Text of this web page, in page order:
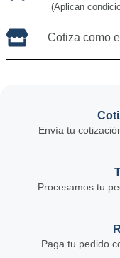
(Aplican
Cotiza como
Envía tu
Procesamos tu
Paga tu pedido